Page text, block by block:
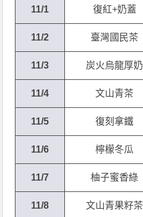
11/1 復紅+奶蓋
11/2 臺灣國民茶
11/3 炭火烏龍厚奶
11/4 文山青茶
11/5 復刻拿鐵
11/6 檸檬冬瓜
11/7 柚子蜜香綠
11/8 文山青果籽茶